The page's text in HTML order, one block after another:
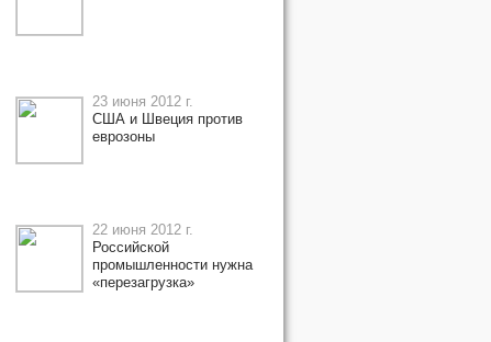
23 июня 2012 г.
США и Швеция против
еврозоны
22 июня 2012 г.
Российской
промышленности нужна
«перезагрузка»